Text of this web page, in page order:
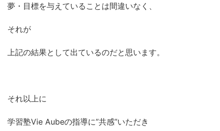
夢・目標を与えていることは間違いなく、
それが
上記の結果として出ているのだと思います。
それ以上に
学習塾Vie Aubeの指導に”共感”いただき